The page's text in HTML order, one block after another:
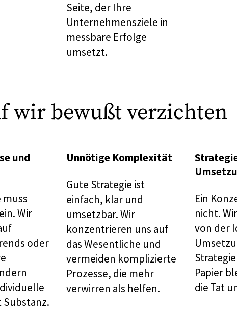
Seite, der Ihre
Unternehmensziele in
messbare Erfolge
umsetzt.
wir bewußt verzichten
und
muss
Wir
oder
Substanz.
Unnötige Komplexität
Gute Strategie ist
einfach, klar und
umsetzbar. Wir
konzentrieren uns auf
das Wesentliche und
vermeiden komplizierte
Prozesse, die mehr
verwirren als helfen.
Ein
nicht.
von der
Papier
die Tat